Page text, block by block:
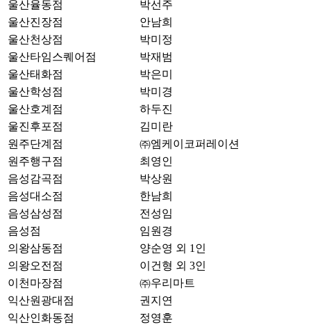
울산율동점
박선주
울산진장점
안남희
울산천상점
박미정
울산타임스퀘어점
박재범
울산태화점
박은미
울산학성점
박미경
울산호계점
하두진
울진후포점
김미란
원주단계점
㈜엠케이코퍼레이션
원주행구점
최영인
음성감곡점
박상원
음성대소점
한남희
음성삼성점
전성임
음성점
임원경
의왕삼동점
양순영 외 1인
의왕오전점
이건형 외 3인
이천마장점
㈜우리마트
익산원광대점
권지연
익산인화동점
정영훈